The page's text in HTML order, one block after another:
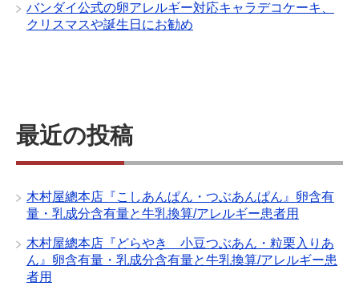
バンダイ公式の卵アレルギー対応キャラデコケーキ、
クリスマスや誕生日にお勧め
最近の投稿
木村屋總本店『こしあんぱん・つぶあんぱん』卵含有
量・乳成分含有量と牛乳換算/アレルギー患者用
木村屋總本店『どらやき 小豆つぶあん・粒栗入りあ
ん』卵含有量・乳成分含有量と牛乳換算/アレルギー患
者用